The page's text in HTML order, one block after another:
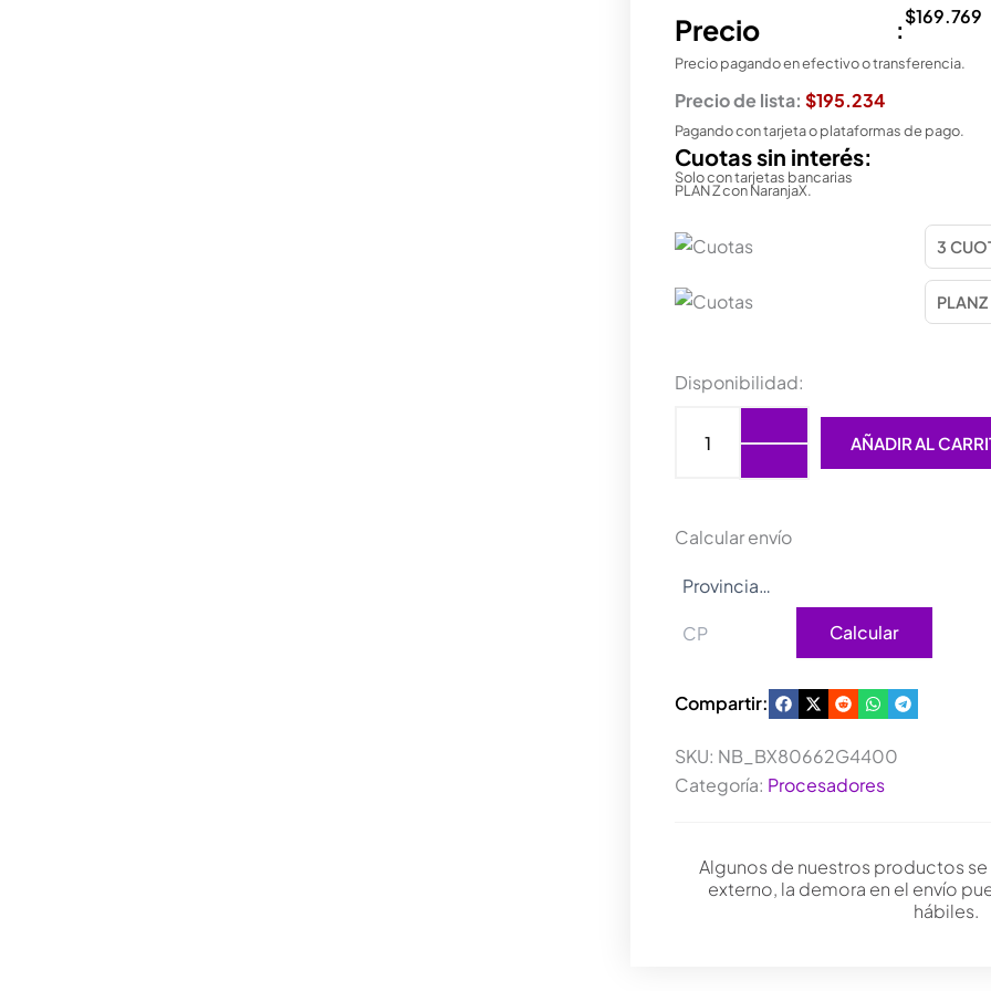
Precio :$169.769
Precio pagando en efectivo o transferencia.
Precio de lista: $195.234
Pagando con tarjeta o plataformas de pago.
Cuotas sin interés:
Solo con tarjetas bancarias
PLAN Z con NaranjaX.
Disponibilidad:
PROCESADOR
PENTIUM
(SIN
cantidad
AÑADIR AL
Calcular envío
Calcular
Compartir:
SKU: NB_BX80662G4400
Categoría: Procesadores
Algunos de nuestros productos
externo, la demora en el envío
hábiles.